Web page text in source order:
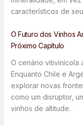
característicos de
O Futuro dos Vinhos
Próximo Capítulo
O cenário vitivinícola
Enquanto Chile e
explorar novas
como um disruptor,
vinhos de altitude.